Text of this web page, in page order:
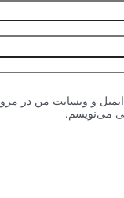
ایمیل و وبسایت من در
می‌نویسم.